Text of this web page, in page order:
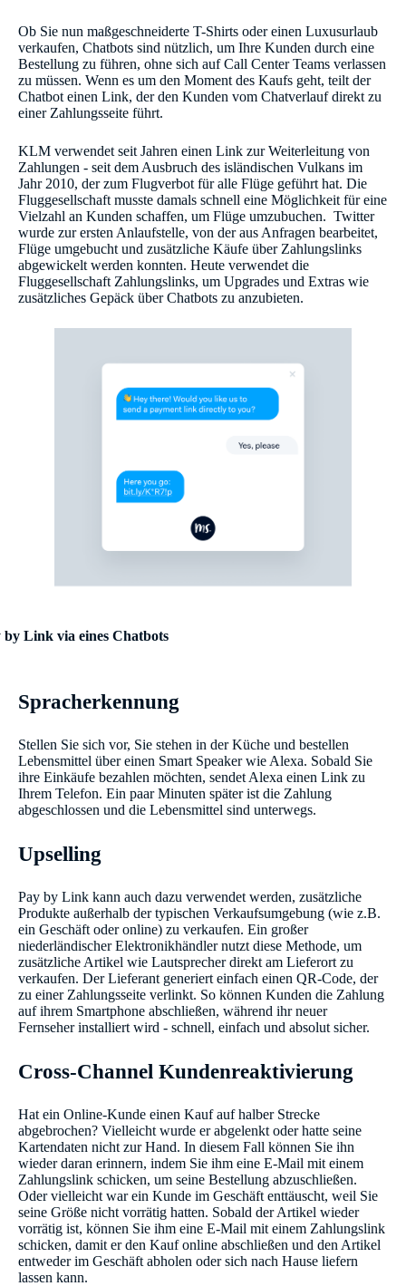
Ob Sie nun maßgeschneiderte T-Shirts oder einen Luxusurlaub
verkaufen, Chatbots sind nützlich, um Ihre Kunden durch eine
Bestellung zu führen, ohne sich auf Call Center Teams verlassen
zu müssen. Wenn es um den Moment des Kaufs geht, teilt der
Chatbot einen Link, der den Kunden vom Chatverlauf direkt zu
einer Zahlungsseite führt.
KLM verwendet seit Jahren einen Link zur Weiterleitung von
Zahlungen - seit dem Ausbruch des isländischen Vulkans im
Jahr 2010, der zum Flugverbot für alle Flüge geführt hat. Die
Fluggesellschaft musste damals schnell eine Möglichkeit für eine
Vielzahl an Kunden schaffen, um Flüge umzubuchen. Twitter
wurde zur ersten Anlaufstelle, von der aus Anfragen bearbeitet,
Flüge umgebucht und zusätzliche Käufe über Zahlungslinks
abgewickelt werden konnten. Heute verwendet die
Fluggesellschaft Zahlungslinks, um Upgrades und Extras wie
zusätzliches Gepäck über Chatbots zu anzubieten.
by Link via eines Chatbots
Spracherkennung
Stellen Sie sich vor, Sie stehen in der Küche und bestellen
Lebensmittel über einen Smart Speaker wie Alexa. Sobald Sie
ihre Einkäufe bezahlen möchten, sendet Alexa einen Link zu
Ihrem Telefon. Ein paar Minuten später ist die Zahlung
abgeschlossen und die Lebensmittel sind unterwegs.
Upselling
Pay by Link kann auch dazu verwendet werden, zusätzliche
Produkte außerhalb der typischen Verkaufsumgebung (wie z.B.
ein Geschäft oder online) zu verkaufen. Ein großer
niederländischer Elektronikhändler nutzt diese Methode, um
zusätzliche Artikel wie Lautsprecher direkt am Lieferort zu
verkaufen. Der Lieferant generiert einfach einen QR-Code, der
zu einer Zahlungsseite verlinkt. So können Kunden die Zahlung
auf ihrem Smartphone abschließen, während ihr neuer
Fernseher installiert wird - schnell, einfach und absolut sicher.
Cross-Channel Kundenreaktivierung
Hat ein Online-Kunde einen Kauf auf halber Strecke
abgebrochen? Vielleicht wurde er abgelenkt oder hatte seine
Kartendaten nicht zur Hand. In diesem Fall können Sie ihn
wieder daran erinnern, indem Sie ihm eine E-Mail mit einem
Zahlungslink schicken, um seine Bestellung abzuschließen.
Oder vielleicht war ein Kunde im Geschäft enttäuscht, weil Sie
seine Größe nicht vorrätig hatten. Sobald der Artikel wieder
vorrätig ist, können Sie ihm eine E-Mail mit einem Zahlungslink
schicken, damit er den Kauf online abschließen und den Artikel
entweder im Geschäft abholen oder sich nach Hause liefern
lassen kann.